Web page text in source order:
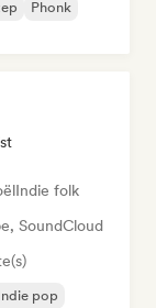
Phonk
Indie folk
SoundCloud
pop